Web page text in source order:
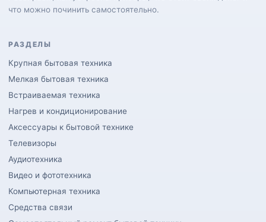
что можно починить самостоятельно.
РАЗДЕЛЫ
Крупная бытовая техника
Мелкая бытовая техника
Встраиваемая техника
Нагрев и кондиционирование
Аксессуары к бытовой технике
Телевизоры
Аудиотехника
Видео и фототехника
Компьютерная техника
Средства связи